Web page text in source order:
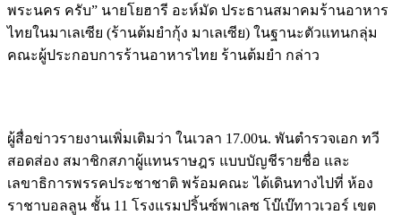
พระนคร ครับ” นายโยฮารี อะห์มัด ประธานสมาคมร้านอาหาร
ไทยในมาเลเซีย (ร้านต้มยำกุ้ง มาเลเซีย) ในฐานะตัวแทนกลุ่ม
คณะผู้ประกอบการร้านอาหารไทย ร้านต้มยำ กล่าว
ผู้สื่อข่าวรายงานเพิ่มเติมว่า ในเวลา 17.00น. พันตำรวจเอก ทวี
สอดส่อง สมาชิกสภาผู้แทนราษฎร แบบบัญชีรายชื่อ และ
เลขาธิการพรรคประชาชาติ พร้อมคณะ ได้เดินทางไปที่ ห้อง
ราชาบอลลูน ชั้น 11 โรงแรมปริ้นซ์พาเลซ โบ๊เบ๊ทาวเวอร์ เขต